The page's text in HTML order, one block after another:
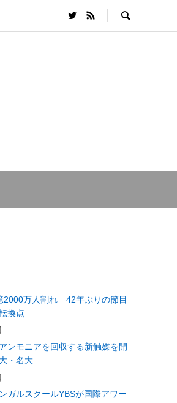
2000万人割れ 42年ぶりの節目
換点
ンモニアを回収する新触媒を開
・名大
ガルスクールYBSが国際アワー